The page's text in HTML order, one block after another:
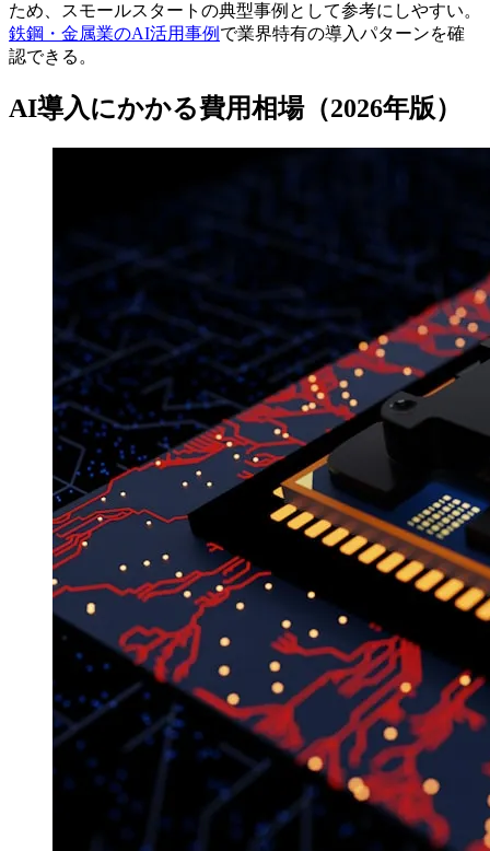
ため、スモールスタートの典型事例として参考にしやすい。
鉄鋼・金属業のAI活用事例 で業界特有の導入パターンを確
認できる。
AI導入にかかる費用相場（2026年版）